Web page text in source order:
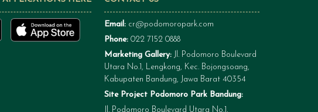
Email: cr@podomoropark.com
Phone: 022 7152 0888
Marketing Gallery:Jl. Podomoro Boulevard
Utara No.1, Lengkong, Kec. Bojongsoang,
Kabupaten Bandung, Jawa Barat 40354
Site Project Podomoro Park Bandung:
Jl. Podomoro Boulevard Utara No.1,